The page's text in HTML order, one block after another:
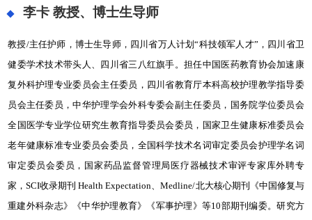
李卡教授、博士生导师
教授/主任护师，博士生导师，四川省万人计划“科技领军人才”，四川省卫
健委学术技术带头人、四川省三八红旗手。担任中国医药教育协会加速康
复外科护理专业委员会主任委员，四川省教育厅本科高校护理教学指导委
员会主任委员，中华护理学会外科专委会副主任委员，国务院学位委员会
全国医学专业学位研究生教育指导委员会委员，国家卫生健康标准委员会
老年健康标准专业委员会委员，全国科学技术名词审定委员会护理学名词
审定委员会委员，国家药品监督管理局医疗器械技术审评专家库外聘专
家，SCI收录期刊 Health Expectation、Medline/北大核心期刊《中国修复与
重建外科杂志》《中华护理教育》《军事护理》等10部期刊编委。研究方